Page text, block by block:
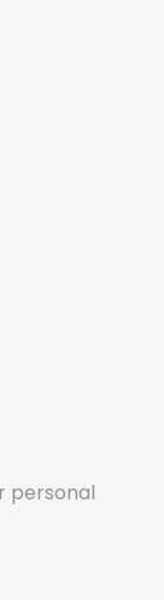
personal